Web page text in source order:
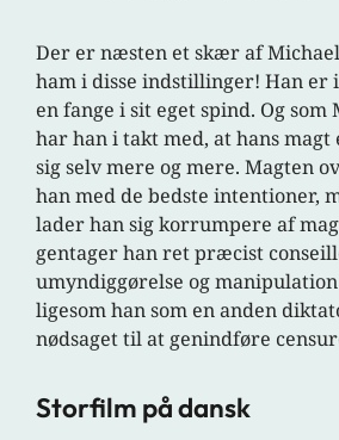
Der er næsten et skær af
ham i disse indstillinger! Han er
en fange i sit eget spind. Og som
har han i takt med, at hans
sig selv mere og mere. Magten
han med de bedste intentioner,
lader han sig korrumpere af
gentager han ret præcist
umyndiggørelse og
ligesom han som en anden
nødsaget til at genindføre
Storfilm på dansk